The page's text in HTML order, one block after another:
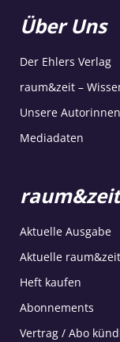
Über Uns
Der Ehlers Verlag
raum&zeit –
Unsere
Mediadaten
Aktuelle Ausgabe
Aktuelle
Heft kaufen
Abonnements
Vertrag / Abo